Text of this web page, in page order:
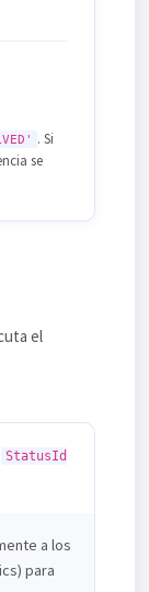
. Si
se
el
StatusId
a los
para